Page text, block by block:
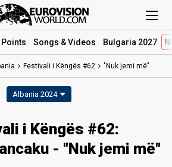
Points Songs & Videos Bulgaria 2027
Festivali i Këngës #62 "Nuk jemi më"
Albania 2024
i Këngës #62:
- "Nuk jemi më"